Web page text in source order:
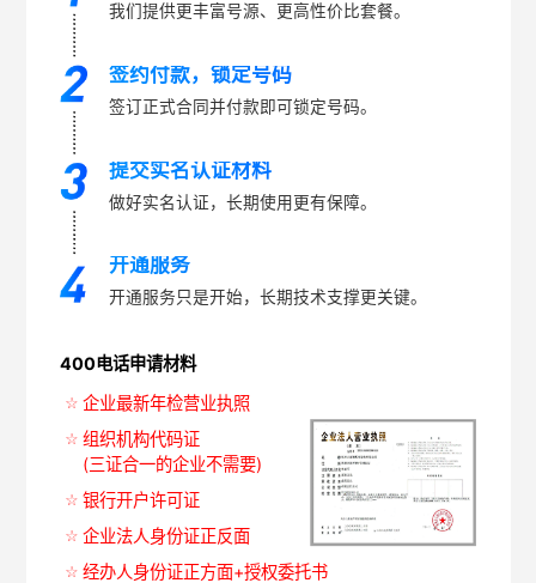
我们提供更丰富号源、更高性价比套餐。
签约付款，锁定号码
签订正式合同并付款即可锁定号码。
提交实名认证材料
做好实名认证，长期使用更有保障。
开通服务
开通服务只是开始，长期技术支撑更关键。
400电话申请材料
企业最新年检营业执照
组织机构代码证
(三证合一的企业不需要)
银行开户许可证
企业法人身份证正反面
经办人身份证正方面+授权委托书